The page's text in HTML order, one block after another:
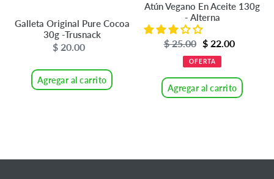
Galleta Original Pure Cocoa
30g -Trusnack
Precio
$ 20.00
Agregar al carrito
Atún Vegano En Aceite 130g
- Alterna
PrecioPrecio
habitual
$ 25.00 $ 22.00
OFERTA
Agregar al carrito